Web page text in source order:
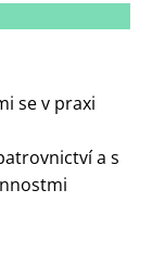
se v praxi
a s